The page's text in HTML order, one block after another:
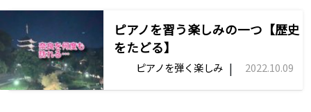
ピアノを習う楽しみの一つ【歴史
をたどる】
ピアノを弾く楽しみ | 2022.10.09